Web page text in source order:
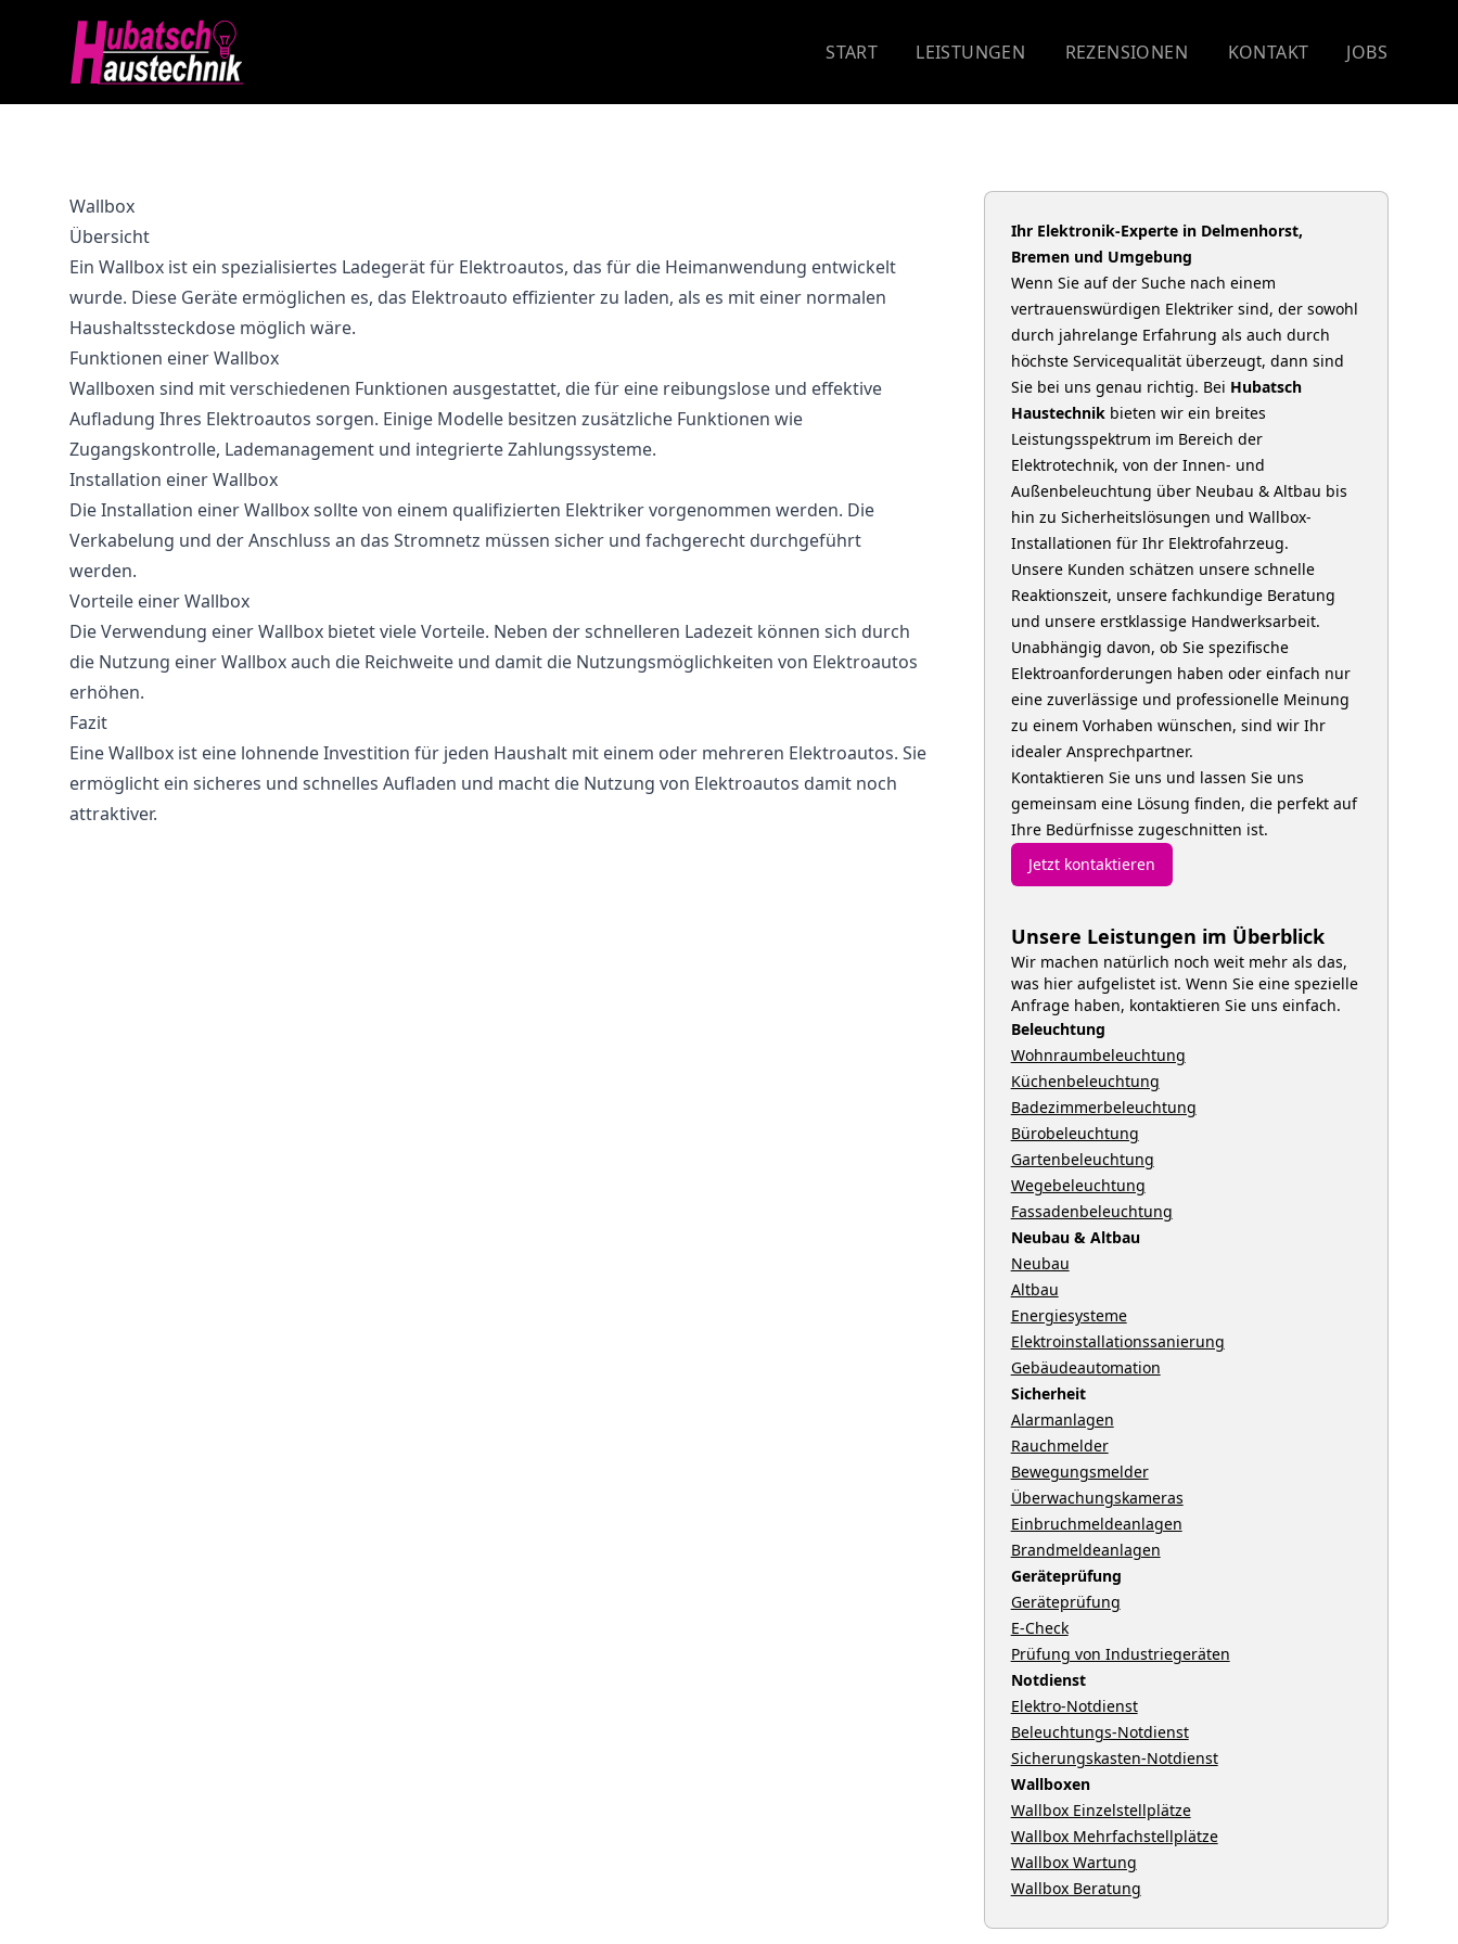
START LEISTUNGEN REZENSIONEN KONTAKT JOBS
Wallbox
Übersicht
Ein Wallbox ist ein spezialisiertes Ladegerät für Elektroautos, das für die Heimanwendung entwickelt
wurde. Diese Geräte ermöglichen es, das Elektroauto effizienter zu laden, als es mit einer normalen
Haushaltssteckdose möglich wäre.
Funktionen einer Wallbox
Wallboxen sind mit verschiedenen Funktionen ausgestattet, die für eine reibungslose und effektive
Aufladung Ihres Elektroautos sorgen. Einige Modelle besitzen zusätzliche Funktionen wie
Zugangskontrolle, Lademanagement und integrierte Zahlungssysteme.
Installation einer Wallbox
Die Installation einer Wallbox sollte von einem qualifizierten Elektriker vorgenommen werden. Die
Verkabelung und der Anschluss an das Stromnetz müssen sicher und fachgerecht durchgeführt
werden.
Vorteile einer Wallbox
Die Verwendung einer Wallbox bietet viele Vorteile. Neben der schnelleren Ladezeit können sich durch
die Nutzung einer Wallbox auch die Reichweite und damit die Nutzungsmöglichkeiten von Elektroautos
erhöhen.
Fazit
Eine Wallbox ist eine lohnende Investition für jeden Haushalt mit einem oder mehreren Elektroautos. Sie
ermöglicht ein sicheres und schnelles Aufladen und macht die Nutzung von Elektroautos damit noch
attraktiver.
Ihr Elektronik-Experte in Delmenhorst,
Bremen und Umgebung
Wenn Sie auf der Suche nach einem
vertrauenswürdigen Elektriker sind, der sowohl
durch jahrelange Erfahrung als auch durch
höchste Servicequalität überzeugt, dann sind
Sie bei uns genau richtig. Bei Hubatsch
Haustechnikbieten wir ein breites
Leistungsspektrum im Bereich der
Elektrotechnik, von der Innen- und
Außenbeleuchtung über Neubau & Altbau bis
hin zu Sicherheitslösungen und Wallbox-
Installationen für Ihr Elektrofahrzeug.
Unsere Kunden schätzen unsere schnelle
Reaktionszeit, unsere fachkundige Beratung
und unsere erstklassige Handwerksarbeit.
Unabhängig davon, ob Sie spezifische
Elektroanforderungen haben oder einfach nur
eine zuverlässige und professionelle Meinung
zu einem Vorhaben wünschen, sind wir Ihr
idealer Ansprechpartner.
Kontaktieren Sie uns und lassen Sie uns
gemeinsam eine Lösung finden, die perfekt auf
Ihre Bedürfnisse zugeschnitten ist.
Jetzt kontaktieren
Unsere Leistungen im Überblick
Wir machen natürlich noch weit mehr als das,
was hier aufgelistet ist. Wenn Sie eine spezielle
Anfrage haben, kontaktieren Sie uns einfach.
Beleuchtung
Wohnraumbeleuchtung
Küchenbeleuchtung
Badezimmerbeleuchtung
Bürobeleuchtung
Gartenbeleuchtung
Wegebeleuchtung
Fassadenbeleuchtung
Neubau & Altbau
Neubau
Altbau
Energiesysteme
Elektroinstallationssanierung
Gebäudeautomation
Sicherheit
Alarmanlagen
Rauchmelder
Bewegungsmelder
Überwachungskameras
Einbruchmeldeanlagen
Brandmeldeanlagen
Geräteprüfung
Geräteprüfung
E-Check
Prüfung von Industriegeräten
Notdienst
Elektro-Notdienst
Beleuchtungs-Notdienst
Sicherungskasten-Notdienst
Wallboxen
Wallbox Einzelstellplätze
Wallbox Mehrfachstellplätze
Wallbox Wartung
Wallbox Beratung